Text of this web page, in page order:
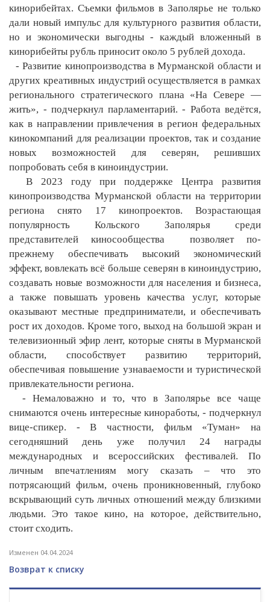
кинорибейтах. Съемки фильмов в Заполярье не только
дали новый импульс для культурного развития области,
но и экономически выгодны - каждый вложенный в
кинорибейты рубль приносит около 5 рублей дохода.
- Развитие кинопроизводства в Мурманской области и
других креативных индустрий осуществляется в рамках
регионального стратегического плана «На Севере —
жить», - подчеркнул парламентарий. - Работа ведётся,
как в направлении привлечения в регион федеральных
кинокомпаний для реализации проектов, так и создание
новых возможностей для северян, решивших
попробовать себя в киноиндустрии.
В 2023 году при поддержке Центра развития
кинопроизводства Мурманской области на территории
региона снято 17 кинопроектов. Возрастающая
популярность Кольского Заполярья среди
представителей киносообщества позволяет по-
прежнему обеспечивать высокий экономический
эффект, вовлекать всё больше северян в киноиндустрию,
создавать новые возможности для населения и бизнеса,
а также повышать уровень качества услуг, которые
оказывают местные предприниматели, и обеспечивать
рост их доходов. Кроме того, выход на большой экран и
телевизионный эфир лент, которые сняты в Мурманской
области, способствует развитию территорий,
обеспечивая повышение узнаваемости и туристической
привлекательности региона.
- Немаловажно и то, что в Заполярье все чаще
снимаются очень интересные киноработы, - подчеркнул
вице-спикер. - В частности, фильм «Туман» на
сегодняшний день уже получил 24 награды
международных и всероссийских фестивалей. По
личным впечатлениям могу сказать – что это
потрясающий фильм, очень проникновенный, глубоко
вскрывающий суть личных отношений между близкими
людьми. Это такое кино, на которое, действительно,
стоит сходить.
Изменен 04.04.2024
Возврат к списку